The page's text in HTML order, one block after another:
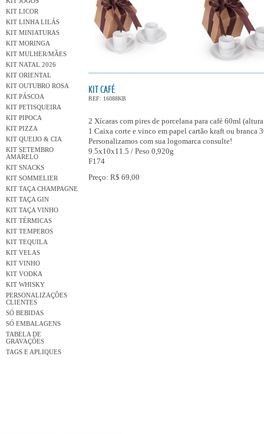
KIT LICOR
KIT LINHA LILÁS
KIT MINIATURAS
KIT MORINGA
KIT MULHER/MÃES
KIT NATAL 2026
KIT ORIENTAL
KIT OUTUBRO ROSA
KIT PÁSCOA
KIT PETISQUEIRA
KIT PIPOCA
KIT PIZZA
KIT QUEIJO & CIA
KIT SETEMBRO
AMARELO
KIT SNACKS
KIT SOMMELIER
KIT TAÇA CHAMPAGNE
KIT TAÇA GIN
KIT TAÇA VINHO
KIT TÉRMICAS
KIT TEMPEROS
KIT TEQUILA
KIT VELAS
KIT VINHO
KIT VODKA
KIT WHISKY
PERSONALIZAÇÕES
CLIENTES
SÓ BEBIDAS
SÓ EMBALAGENS
TABELA DE
GRAVAÇÕES
TAGS E APLIQUES
KIT CAFÉ
REF: 16088KB
2 Xícaras com pires de porcelana para café 60ml
1 Caixa corte e vinco em papel cartão kraft ou branca
Personalizamos com sua logomarca consulte!
9.5x10x11.5 / Peso 0,920g
F174
Preço: R$ 69,00